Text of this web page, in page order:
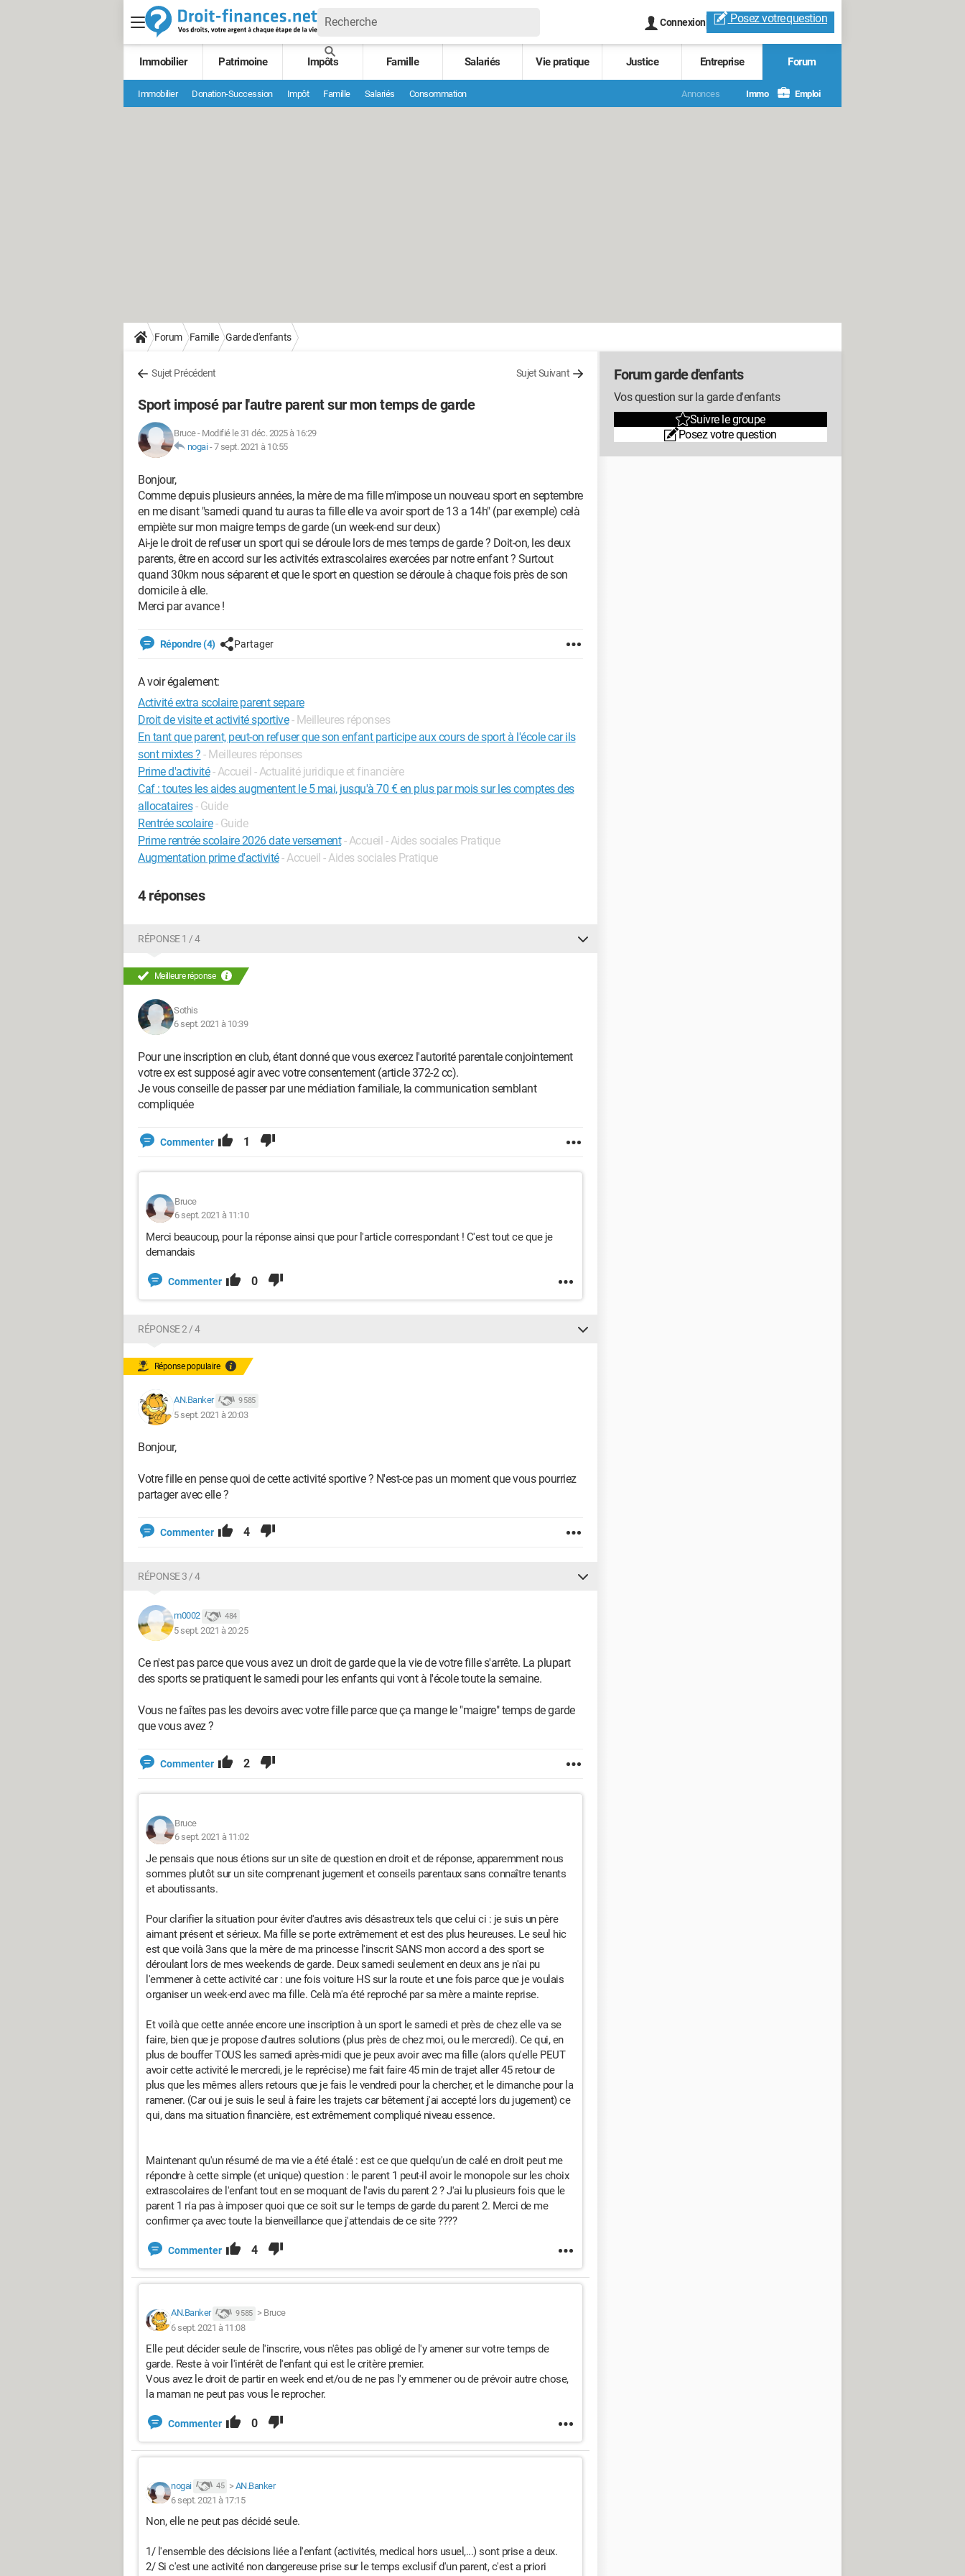
Connexion Posez votrequestion
Immobilier Patrimoine Impôts Famille Salariés Vie pratique Justice Entreprise Forum
Immobilier Donation-Succession Impôt Famille Salariés Consommation Annonces Immo Emploi
Forum Famille Garde d'enfants
Sujet Précédent Sujet Suivant
Sport imposé par l'autre parent sur mon temps de garde
Bruce- Modifié le 31 déc. 2025 à 16:29
nogai-7 sept. 2021 à 10:55
Bonjour,
Comme depuis plusieurs années, la mère de ma fille m'impose un nouveau sport en septembre
en me disant "samedi quand tu auras ta fille elle va avoir sport de 13 a 14h" (par exemple) celà
empiète sur mon maigre temps de garde (un week-end sur deux)
Ai-je le droit de refuser un sport qui se déroule lors de mes temps de garde ? Doit-on, les deux
parents, être en accord sur les activités extrascolaires exercées par notre enfant ? Surtout
quand 30km nous séparent et que le sport en question se déroule à chaque fois près de son
domicile à elle.
Merci par avance !
Répondre (4) Partager
A voir également:
Activité extra scolaire parent separe
Droit de visite et activité sportive - Meilleures réponses
En tant que parent, peut-on refuser que son enfant participe aux cours de sport à l'école car ils
sont mixtes ? - Meilleures réponses
Prime d'activité - Accueil - Actualité juridique et financière
Caf : toutes les aides augmentent le 5 mai, jusqu'à 70 € en plus par mois sur les comptes des
allocataires - Guide
Rentrée scolaire - Guide
Prime rentrée scolaire 2026 date versement - Accueil - Aides sociales Pratique
Augmentation prime d'activité- Accueil - Aides sociales Pratique
4 réponses
RÉPONSE 1 / 4
Meilleure réponse
Sothis
6 sept. 2021 à 10:39
Pour une inscription en club, étant donné que vous exercez l'autorité parentale conjointement
votre ex est supposé agir avec votre consentement (article 372-2 cc).
Je vous conseille de passer par une médiation familiale, la communication semblant
compliquée
Commenter 1
Bruce
6 sept. 2021 à 11:10
Merci beaucoup, pour la réponse ainsi que pour l'article correspondant ! C'est tout ce que je
demandais
Commenter 0
RÉPONSE 2 / 4
Réponse populaire
AN.Banker 9 585
5 sept. 2021 à 20:03
Bonjour,
Votre fille en pense quoi de cette activité sportive ? N'est-ce pas un moment que vous pourriez
partager avec elle ?
Commenter 4
RÉPONSE 3 / 4
m0002 484
5 sept. 2021 à 20:25
Ce n'est pas parce que vous avez un droit de garde que la vie de votre fille s'arrête. La plupart
des sports se pratiquent le samedi pour les enfants qui vont à l'école toute la semaine.
Vous ne faîtes pas les devoirs avec votre fille parce que ça mange le "maigre" temps de garde
que vous avez ?
Commenter 2
Bruce
6 sept. 2021 à 11:02
Je pensais que nous étions sur un site de question en droit et de réponse, apparemment nous
sommes plutôt sur un site comprenant jugement et conseils parentaux sans connaître tenants
et aboutissants.
Pour clarifier la situation pour éviter d'autres avis désastreux tels que celui ci : je suis un père
aimant présent et sérieux. Ma fille se porte extrêmement et est des plus heureuses. Le seul hic
est que voilà 3ans que la mère de ma princesse l'inscrit SANS mon accord a des sport se
déroulant lors de mes weekends de garde. Deux samedi seulement en deux ans je n'ai pu
l'emmener à cette activité car : une fois voiture HS sur la route et une fois parce que je voulais
organiser un week-end avec ma fille. Celà m'a été reproché par sa mère a mainte reprise.
Et voilà que cette année encore une inscription à un sport le samedi et près de chez elle va se
faire, bien que je propose d'autres solutions (plus près de chez moi, ou le mercredi). Ce qui, en
plus de bouffer TOUS les samedi après-midi que je peux avoir avec ma fille (alors qu'elle PEUT
avoir cette activité le mercredi, je le reprécise) me fait faire 45 min de trajet aller 45 retour de
plus que les mêmes allers retours que je fais le vendredi pour la chercher, et le dimanche pour la
ramener. (Car oui je suis le seul à faire les trajets car bêtement j'ai accepté lors du jugement) ce
qui, dans ma situation financière, est extrêmement compliqué niveau essence.
Maintenant qu'un résumé de ma vie a été étalé : est ce que quelqu'un de calé en droit peut me
répondre à cette simple (et unique) question : le parent 1 peut-il avoir le monopole sur les choix
extrascolaires de l'enfant tout en se moquant de l'avis du parent 2 ? J'ai lu plusieurs fois que le
parent 1 n'a pas à imposer quoi que ce soit sur le temps de garde du parent 2. Merci de me
confirmer ça avec toute la bienveillance que j'attendais de ce site ????
Commenter 4
AN.Banker 9 585 > Bruce
6 sept. 2021 à 11:08
Elle peut décider seule de l'inscrire, vous n'êtes pas obligé de l'y amener sur votre temps de
garde. Reste à voir l'intérêt de l'enfant qui est le critère premier.
Vous avez le droit de partir en week end et/ou de ne pas l'y emmener ou de prévoir autre chose,
la maman ne peut pas vous le reprocher.
Commenter 0
nogai 45 > AN.Banker
6 sept. 2021 à 17:15
Non, elle ne peut pas décidé seule.
1/ l'ensemble des décisions liée a l'enfant (activités, medical hors usuel,...) sont prise a deux.
2/ Si c'est une activité non dangereuse prise sur le temps exclusif d'un parent, c'est a priori
Forum garde d'enfants
Vos question sur la garde d'enfants
Suivre le groupe
Posez votre question